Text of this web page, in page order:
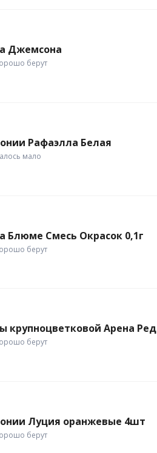
Джемсона
берут
Рафаэлла Белая
мало
Блюме Смесь Окрасок 0,1г
берут
крупноцветковой Арена Ред
берут
Луция оранжевые 4шт
берут